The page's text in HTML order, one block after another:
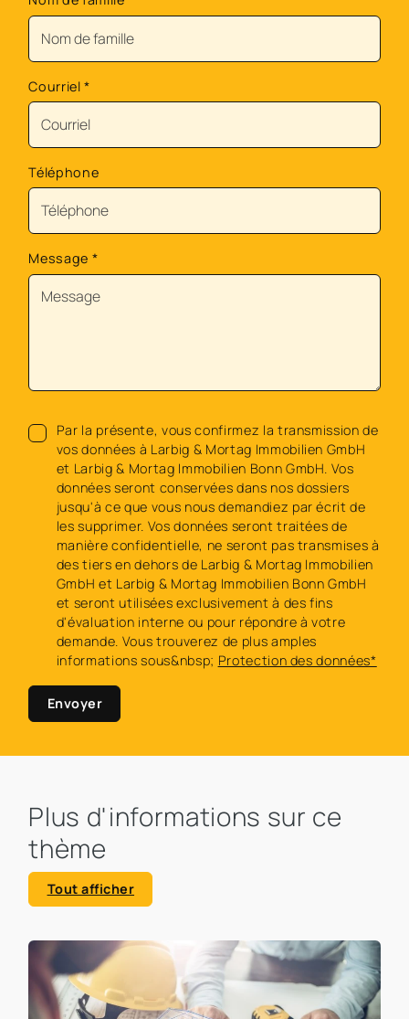
Courriel*
Téléphone
Message *
Par la présente, vous confirmez la transmission de
vos données à Larbig & Mortag Immobilien GmbH
et Larbig & Mortag Immobilien Bonn GmbH. Vos
données seront conservées dans nos dossiers
jusqu'à ce que vous nous demandiez par écrit de
les supprimer. Vos données seront traitées de
manière confidentielle, ne seront pas transmises à
des tiers en dehors de Larbig & Mortag Immobilien
GmbH et Larbig & Mortag Immobilien Bonn GmbH
et seront utilisées exclusivement à des fins
d'évaluation interne ou pour répondre à votre
demande. Vous trouverez de plus amples
informations sous&nbsp; Protection des données*
Envoyer
Plus d'informations sur ce
thème
Tout afficher